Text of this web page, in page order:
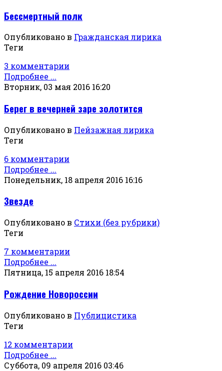
Бессмертный полк
Опубликовано в Гражданская лирика
Теги
3 комментарии
Подробнее ...
Вторник, 03 мая 2016 16:20
Берег в вечерней заре золотится
Опубликовано в Пейзажная лирика
Теги
6 комментарии
Подробнее ...
Понедельник, 18 апреля 2016 16:16
Звезде
Опубликовано в Стихи (без рубрики)
Теги
7 комментарии
Подробнее ...
Пятница, 15 апреля 2016 18:54
Рождение Новороссии
Опубликовано в Публицистика
Теги
12 комментарии
Подробнее ...
Суббота, 09 апреля 2016 03:46